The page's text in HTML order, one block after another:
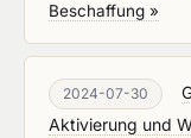
Beschaffung »
2024-07-30
Aktivierung und